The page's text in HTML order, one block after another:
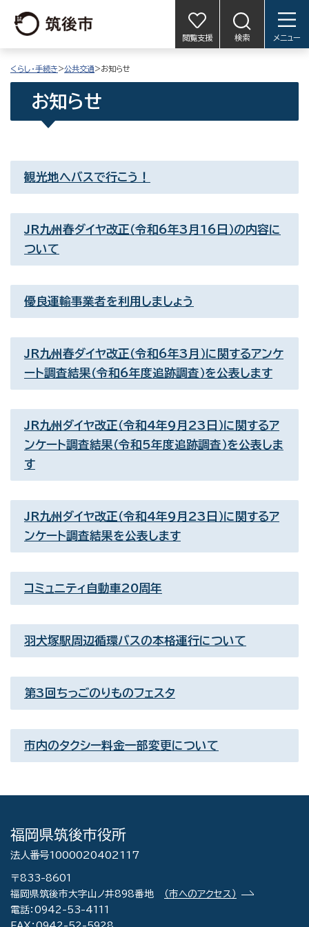
閲覧支援 検索 メニュー
くらし・手続き>公共交通>お知らせ
お知らせ
観光地へバスで行こう！
JR九州春ダイヤ改正（令和6年3月16日）の内容に
ついて
優良運輸事業者を利用しましょう
JR九州春ダイヤ改正（令和6年3月）に関するアンケ
ート調査結果（令和6年度追跡調査）を公表します
JR九州ダイヤ改正（令和4年9月23日）に関するア
ンケート調査結果（令和5年度追跡調査）を公表しま
す
JR九州ダイヤ改正（令和4年9月23日）に関するア
ンケート調査結果を公表します
コミュニティ自動車20周年
羽犬塚駅周辺循環バスの本格運行について
第3回ちっごのりものフェスタ
市内のタクシー料金一部変更について
福岡県筑後市役所
法人番号1000020402117
〒833-8601
福岡県筑後市大字山ノ井898番地
（市へのアクセス）
電話：0942-53-4111